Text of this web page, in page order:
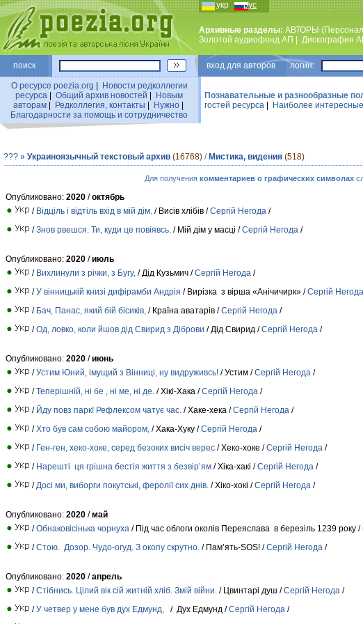
укр рус
Архивные разделы: АВТОРЫ
Золотой аудиофонд АП
Дискография
поиск вход для авторов логин:
О ресурсе poezia.org
Новости редколлегии
ресурса
Общий архив новостей
Новым
авторам| Редколлегия, контакты Нужно|
Благодарности за помощь и сотрудничество
Познавательные и разнообразные
гостей ресурса
Наиболее
??? » Украиноязычный текстовый архив (16768) / Мистика, видения (518)
Для получения комментариев о графических символах
Опубликовано: 2020 /октябрь
/ Відціль і відтіль вхід в мій дім. / Висів хлібів /Сергій Негода /
/Знов рвешся. Ти, куди це повіявсь. / Мій дім у масці /Сергій Негода /
Опубликовано: 2020 /июль
/ Вихлинули з річки, з Бугу, / Дід Кузьмич /Сергій Негода /
/У вінницькій книзі дифірамби Андрія / Вирізка з вірша «Анічичирк» /Сергій Негода
/ Бач, Панас, який бій бісиків, / Країна аватарів /Сергій Негода /
/Од, ловко, коли йшов дід Свирид з Діброви / Дід Свирид /Сергій Негода /
Опубликовано: 2020 /июнь
/Устим Юний, імущий з Вінниці, ну видруживсь! / Устим /Сергій Негода /
/Теперішній, ні бе , ні ме, ні де. / Хікі-Хака /Сергій Негода /
/ Йду повз парк! Рефлексом чатує час. / Хаке-хека /Сергій Негода /
/Хто був сам собою майором, / Хака-Хуку /Сергій Негода /
/ Ген-ген, хеко-хоке, серед безоких висіч верес / Хеко-хоке /Сергій Негода /
/ Нарешті ця грішна бестія життя з безвір’ям / Хіка-хакі /Сергій Негода /
/ Досі ми, виборги покутські, феролії сих днів. / Хіко-хокі /Сергій Негода /
Опубликовано: 2020 /май
/Обнаковісінька чорнуха / Під час облоги околів Переяслава в березіль 1239 року /
/Стою. Дозор. Чудо-огуд. З окопу скрутно. / Пам’ять-SOS! /Сергій Негода /
Опубликовано: 2020 /апрель
/Стібнись. Цілий вік сій житній хліб. Змій війни. / Цвинтарі душ /Сергій Негода /
/У четвер у мене був дух Едмунд, / Дух Едмунд /Сергій Негода /